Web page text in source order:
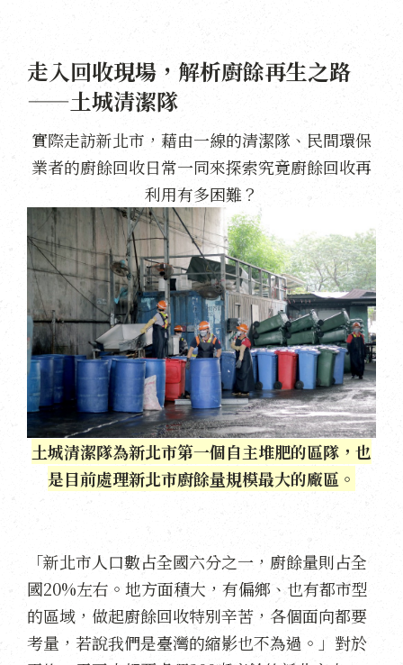
走入回收現場，解析廚餘再生之路
——土城清潔隊
實際走訪新北市，藉由一線的清潔隊、民間環保
業者的廚餘回收日常一同來探索究竟廚餘回收再
利用有多困難？
土城清潔隊為新北市第一個自主堆肥的區隊，也
是目前處理新北市廚餘量規模最大的廠區。
「新北市人口數占全國六分之一，廚餘量則占全
國20%左右。地方面積大，有偏鄉、也有都市型
的區域，做起廚餘回收特別辛苦，各個面向都要
考量，若說我們是臺灣的縮影也不為過。」對於